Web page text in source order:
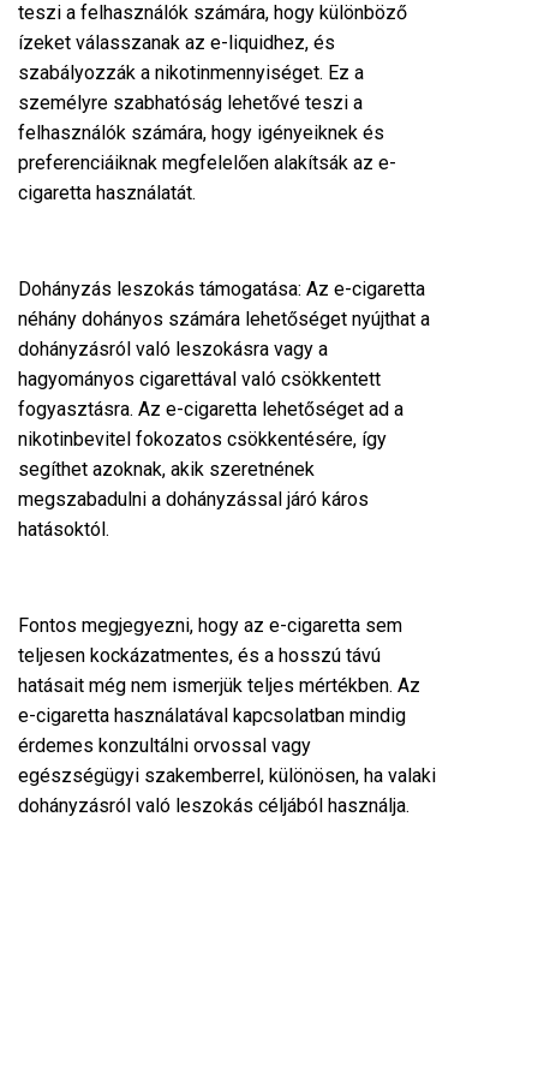
teszi a felhasználók számára, hogy különböző
ízeket válasszanak az e-liquidhez, és
szabályozzák a nikotinmennyiséget. Ez a
személyre szabhatóság lehetővé teszi a
felhasználók számára, hogy igényeiknek és
preferenciáiknak megfelelően alakítsák az e-
cigaretta használatát.
Dohányzás leszokás támogatása: Az e-cigaretta
néhány dohányos számára lehetőséget nyújthat a
dohányzásról való leszokásra vagy a
hagyományos cigarettával való csökkentett
fogyasztásra. Az e-cigaretta lehetőséget ad a
nikotinbevitel fokozatos csökkentésére, így
segíthet azoknak, akik szeretnének
megszabadulni a dohányzással járó káros
hatásoktól.
Fontos megjegyezni, hogy az e-cigaretta sem
teljesen kockázatmentes, és a hosszú távú
hatásait még nem ismerjük teljes mértékben. Az
e-cigaretta használatával kapcsolatban mindig
érdemes konzultálni orvossal vagy
egészségügyi szakemberrel, különösen, ha valaki
dohányzásról való leszokás céljából használja.